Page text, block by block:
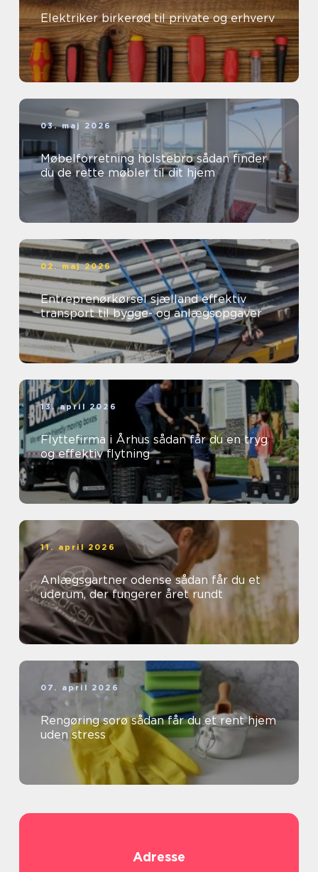
Elektriker birkerød til private og erhverv
03. maj 2026
Møbelforretning holstebro sådan finder
du de rette møbler til dit hjem
02. maj 2026
Entreprenørkørsel sjælland effektiv
transport til bygge- og anlægsopgaver
13. april 2026
Flyttefirma i Århus sådan får du en tryg
og effektiv flytning
11. april 2026
Anlægsgartner odense sådan får du et
uderum, der fungerer året rundt
07. april 2026
Rengøring sorø sådan får du et rent hjem
uden stress
Adresse